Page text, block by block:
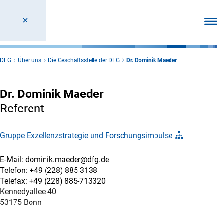
DFG Über uns Die Geschäftsstelle der DFG Dr. Dominik Maeder
Dr. Dominik Maeder
Referent
Gruppe Exzellenzstrategie und Forschungsimpulse
E-Mail: dominik.maeder@dfg.de
Telefon: +49 (228) 885-3138
Telefax: +49 (228) 885-713320
Kennedyallee 40
53175 Bonn